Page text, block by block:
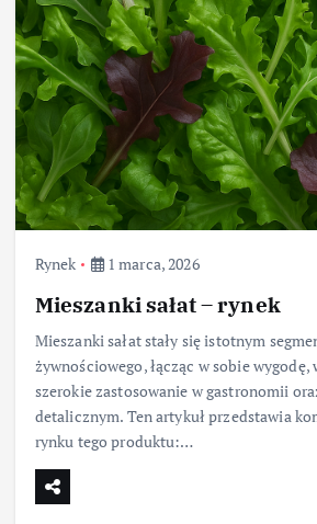
Rynek 1 marca, 2026
Mieszanki sałat – rynek
Mieszanki sałat stały się istotnym
żywnościowego, łącząc w sobie
szerokie zastosowanie w gastronomii
detalicznym. Ten artykuł przedstawia
rynku tego produktu:…